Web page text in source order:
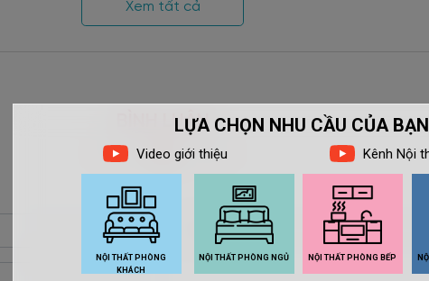
cảm giác mát tay dễ chịu
Xem tất cả
BÌNH LUẬN